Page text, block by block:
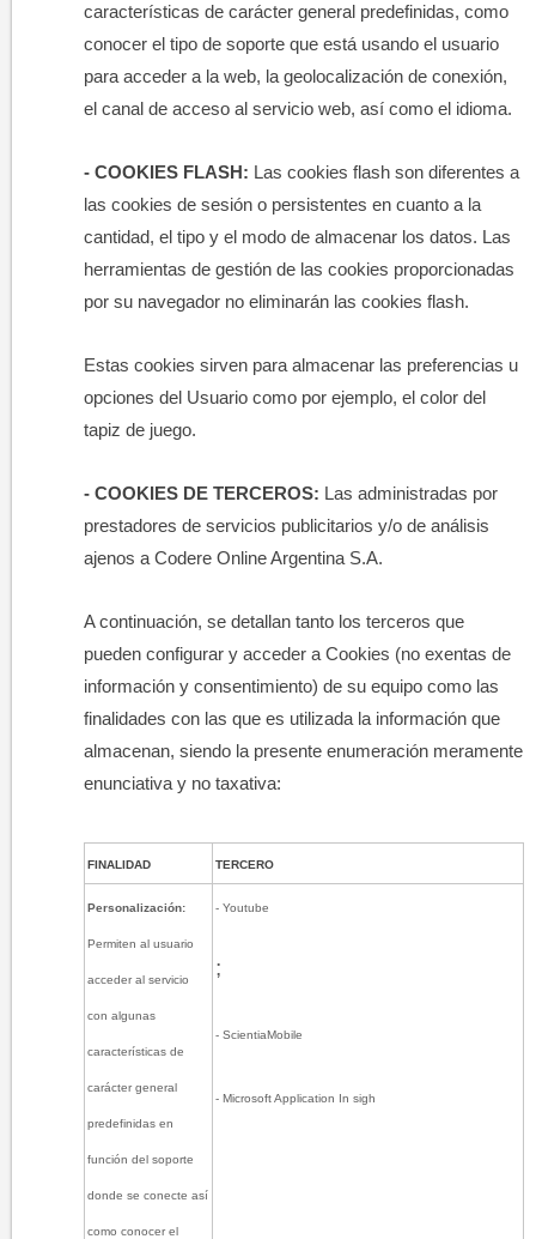
características de carácter general predefinidas, como
conocer el tipo de soporte que está usando el usuario
para acceder a la web, la geolocalización de conexión,
el canal de acceso al servicio web, así como el idioma.
- COOKIES FLASH: Las cookies flash son diferentes a
las cookies de sesión o persistentes en cuanto a la
cantidad, el tipo y el modo de almacenar los datos. Las
herramientas de gestión de las cookies proporcionadas
por su navegador no eliminarán las cookies flash.
Estas cookies sirven para almacenar las preferencias u
opciones del Usuario como por ejemplo, el color del
tapiz de juego.
- COOKIES DE TERCEROS: Las administradas por
prestadores de servicios publicitarios y/o de análisis
ajenos a Codere Online Argentina S.A.
A continuación, se detallan tanto los terceros que
pueden configurar y acceder a Cookies (no exentas de
información y consentimiento) de su equipo como las
finalidades con las que es utilizada la información que
almacenan, siendo la presente enumeración meramente
enunciativa y no taxativa:​
FINALIDAD TERCERO
Personalización:
Permiten al usuario
acceder al servicio
con algunas
características de
carácter general
predefinidas en
función del soporte
donde se conecte así
como conocer el
- Youtube
;
- ScientiaMobile
- Microsoft Application In sigh